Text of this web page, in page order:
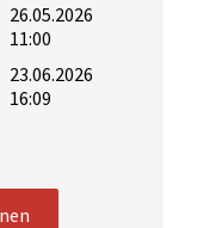
26.05.2026
11:00
23.06.2026
16:09